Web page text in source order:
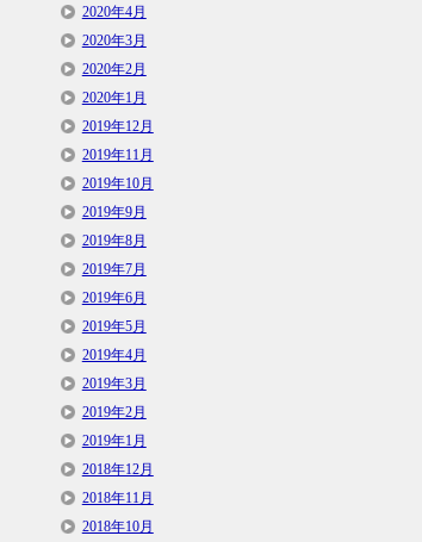
2020年4月
2020年3月
2020年2月
2020年1月
2019年12月
2019年11月
2019年10月
2019年9月
2019年8月
2019年7月
2019年6月
2019年5月
2019年4月
2019年3月
2019年2月
2019年1月
2018年12月
2018年11月
2018年10月